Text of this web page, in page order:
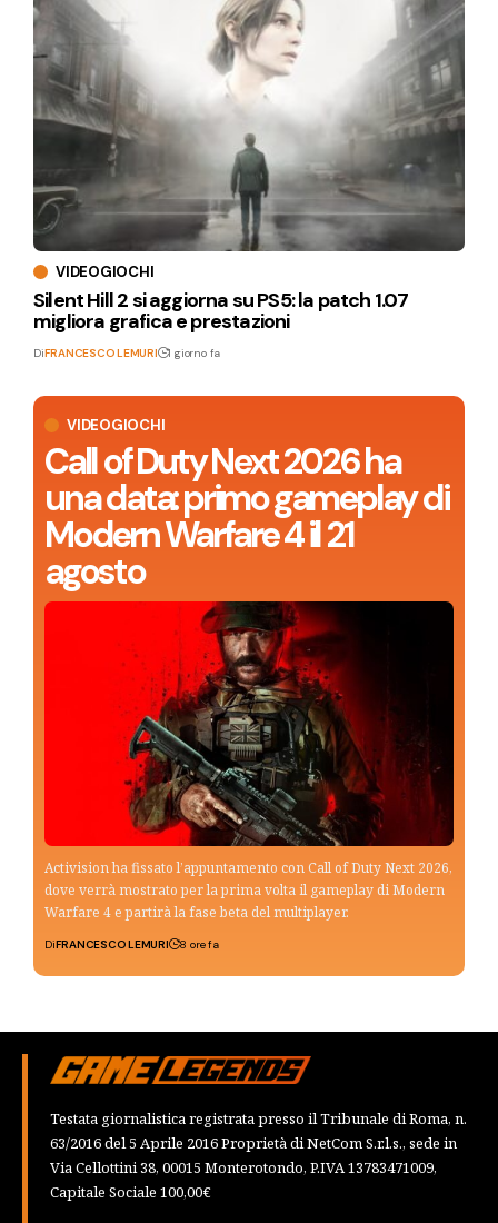
VIDEOGIOCHI
Call of Duty Next 2026 ha
una data: primo gameplay di
Modern Warfare 4 il 21
agosto
Activision ha fissato l’appuntamento con Call of Duty Next 2026,
dove verrà mostrato per la prima volta il gameplay di Modern
Warfare 4 e partirà la fase beta del multiplayer.
DiFRANCESCO LEMURI 8 ore fa
VIDEOGIOCHI
Silent Hill 2 si aggiorna su PS5: la patch 1.07
migliora grafica e prestazioni
DiFRANCESCO LEMURI 1 giorno fa
Testata giornalistica registrata presso il Tribunale di Roma, n.
63/2016 del 5 Aprile 2016 Proprietà di NetCom S.r.l.s., sede in
Via Cellottini 38, 00015 Monterotondo, P.IVA 13783471009,
Capitale Sociale 100,00€